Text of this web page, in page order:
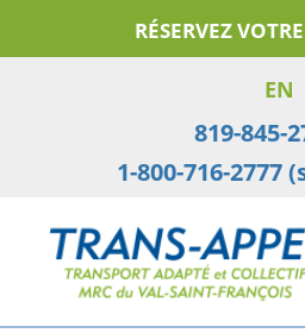
RÉSERVEZ
EN
819-845-
1-800-716-2777